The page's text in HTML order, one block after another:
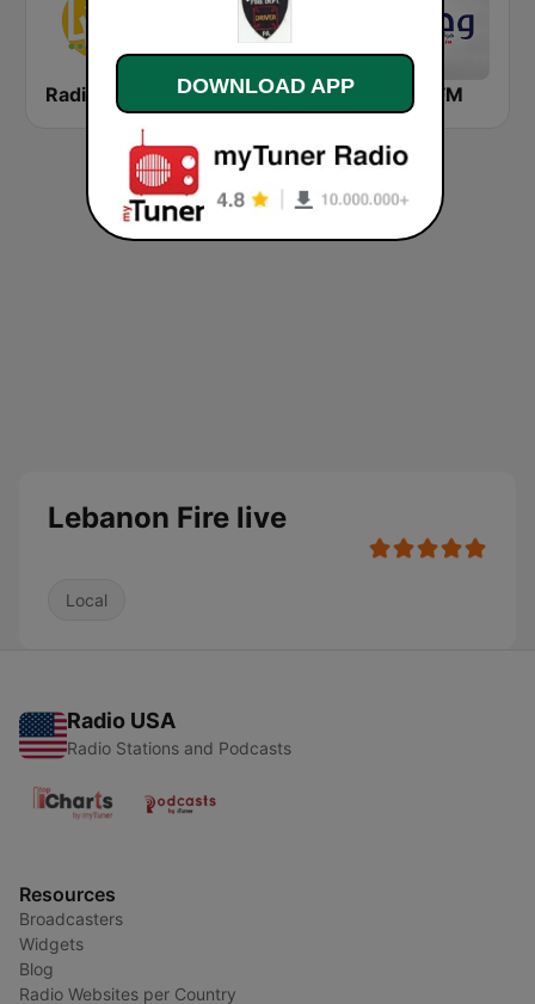
Lebda FM ( راديو لبدة اف ام ) WatanFM
Lebanon Fire live
Local
Radio USA
Radio Stations and Podcasts
Resources
Broadcasters
Widgets
Blog
Radio Websites per Country
DOWNLOAD APP